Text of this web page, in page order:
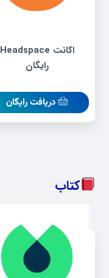
اکانت Headspace
رایگان
دریافت رایگان
کتاب